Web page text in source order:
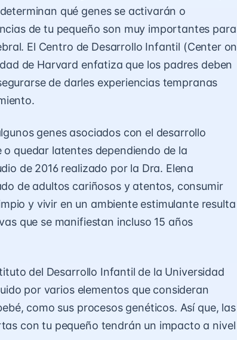
qué genes se activarán o
de tu pequeño son muy importantes para
El Centro de Desarrollo Infantil (Center on
de Harvard enfatiza que los padres deben
de darles experiencias tempranas
genes asociados con el desarrollo
quedar latentes dependiendo de la
de 2016 realizado por la Dra. Elena
de adultos cariñosos y atentos, consumir
y vivir en un ambiente estimulante resulta
que se manifiestan incluso 15 años
del Desarrollo Infantil de la Universidad
por varios elementos que consideran
como sus procesos genéticos. Así que, las
con tu pequeño tendrán un impacto a nivel